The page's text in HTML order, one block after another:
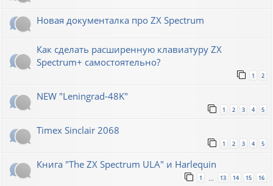
Новая документалка про ZX Spectrum
Как сделать расширенную клавиатуру ZX
Spectrum+ самостоятельно?
1 2
NEW "Leningrad-48K"
1 2 3 4 5
Timex Sinclair 2068
1 2 3 4 5
Книга "The ZX Spectrum ULA" и Harlequin
1 … 13 14 15 16